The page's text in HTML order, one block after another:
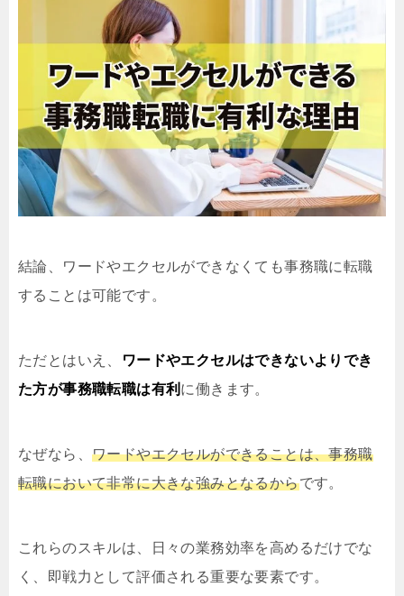
結論、ワードやエクセルができなくても事務職に転職
することは可能です。
ただとはいえ、
ワードやエクセルはできないよりでき
た方が事務職転職は有利 に働きます。
なぜなら、 ワードやエクセルができることは、事務職
転職において非常に大きな強みとなるからです。
これらのスキルは、日々の業務効率を高めるだけでな
く、即戦力として評価される重要な要素です。